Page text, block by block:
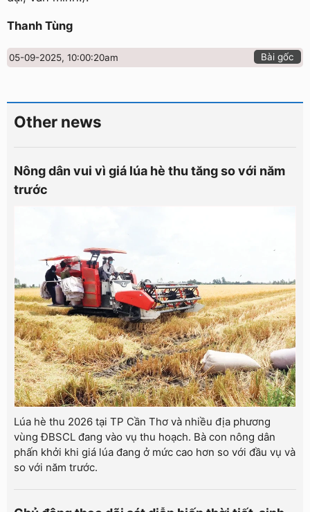
Thanh Tùng
05-09-2025, 10:00:20am Bài gốc
Other news
Nông dân vui vì giá lúa hè thu tăng so với năm
trước
Lúa hè thu 2026 tại TP Cần Thơ và nhiều địa phương
vùng ĐBSCL đang vào vụ thu hoạch. Bà con nông dân
phấn khởi khi giá lúa đang ở mức cao hơn so với đầu vụ và
so với năm trước.